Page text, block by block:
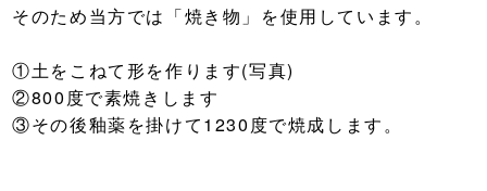
そのため当方では「焼き物」を使用しています。
①土をこねて形を作ります(写真)
②800度で素焼きします
③その後釉薬を掛けて1230度で焼成します。